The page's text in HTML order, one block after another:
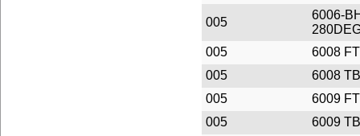
005
6006-
005
6008
005
6008
005
6009
005
6009